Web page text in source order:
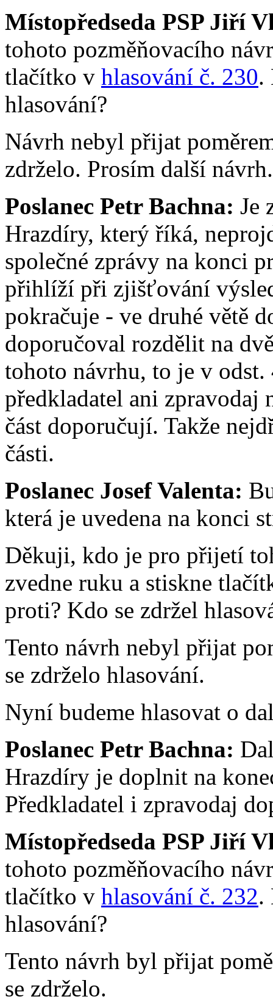
Místopředseda PSP Jiří
tohoto pozměňovacího
tlačítko v hlasování č. 230.
hlasování?
Návrh nebyl přijat
zdrželo. Prosím další návrh.
Poslanec Petr Bachna: Je
Hrazdíry, který říká,
společné zprávy na konci
přihlíží při zjišťování
pokračuje - ve druhé větě
doporučoval rozdělit na
tohoto návrhu, to je v
předkladatel ani zpravodaj
část doporučují. Takže
části.
Poslanec Josef Valenta:
která je uvedena na konci
Děkuji, kdo je pro přijetí
zvedne ruku a stiskne
proti? Kdo se zdržel
Tento návrh nebyl přijat
se zdrželo hlasování.
Nyní budeme hlasovat o
Poslanec Petr Bachna:
Hrazdíry je doplnit na
Předkladatel i zpravodaj
Místopředseda PSP Jiří
tohoto pozměňovacího
tlačítko v hlasování č. 232.
hlasování?
Tento návrh byl přijat
se zdrželo.